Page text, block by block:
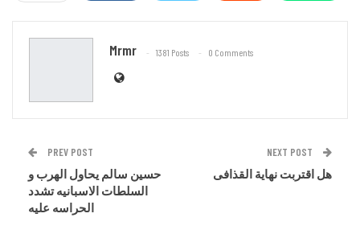
Mrmr 1381 Posts 0 Comments
PREV POST
حسين سالم يحاول الهرب و
السلطات الاسبانيه تشدد
الحراسه عليه
NEXT POST
هل اقتربت نهاية القذافى